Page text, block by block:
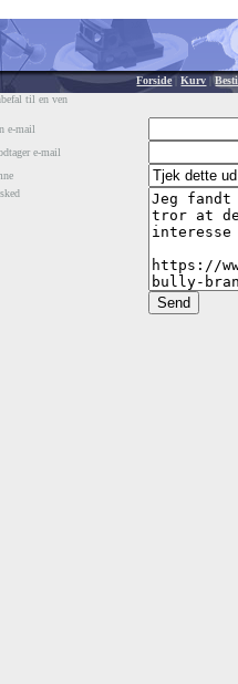
Forside|Kurv |
til en ven
e-mail
e-mail